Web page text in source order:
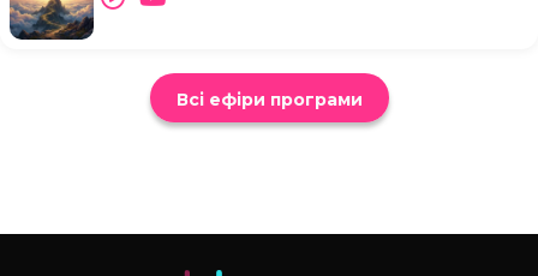
Всі ефіри програми